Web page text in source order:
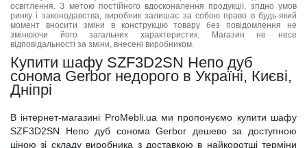
освітлення. З метою постійного вдосконалення продукції, згідно умов
ринку і законодавства, виробник залишає за собою право в будь-який
момент вносити зміни в конструкцію товару без повідомлення не
змінюючи його загальних характеристик. Магазин не несе
відповідальності за зміни, внесені виробником.
Купити шафу SZF3D2SN Непо дуб
сонома Gerbor недорого в Україні, Києві,
Дніпрі
В інтернет-магазині ProMebli.ua ми пропонуємо купити шафу
SZF3D2SN Непо дуб сонома Gerbor дешево за доступною
ціною зі складу виробника з доставкою в найкоротші терміни